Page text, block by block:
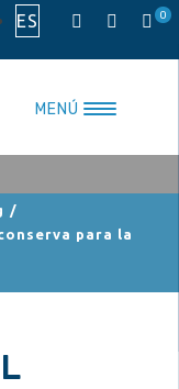
ES 0
MENÚ
/
para la